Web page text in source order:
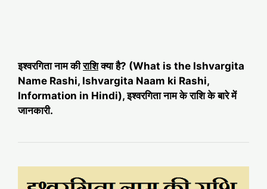
इश्वरगिता नाम कीराशिक्या है? (What is the Ishvargita
Name Rashi, Ishvargita Naam ki Rashi,
Information in Hindi), इश्वरगिता नाम के राशि के बारे में
जानकारी.